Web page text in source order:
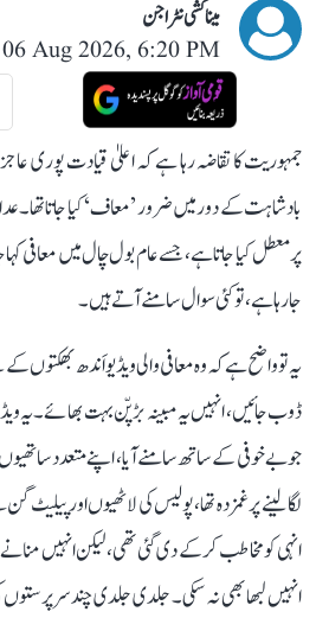
میناکشی نٹراجن
Aug 2026, 6:20 PM
جمہوریت کا تقاضہ رہا ہے کہ اعلیٰ قیادت پوری
بادشاہت کے دور میں ضرور ’معاف‘ کیا جاتا تھا۔
پر معطل کیا جاتا ہے، جسے عام بول چال میں معافی
جا رہا ہے، تو کئی سوال سامنے آتے ہیں۔
یہ تو واضح ہے کہ وہ معافی والی ویڈیو اَندھ بھکتوں
ڈوب جائیں، انہیں یہ مبینہ بڑپّن بہت بھائے۔ یہ
جو بے خوفی کے ساتھ سامنے آیا، اپنے متعدد
لگا لینے پر غمزدہ تھا، پولیس کی لاٹھیوں اور پیلیٹ گن
انہی کو مخاطب کر کے دی گئی تھی، لیکن انہیں
انہیں لبھا بھی نہ سکی۔ جلدی جلدی چند سرپرستوں